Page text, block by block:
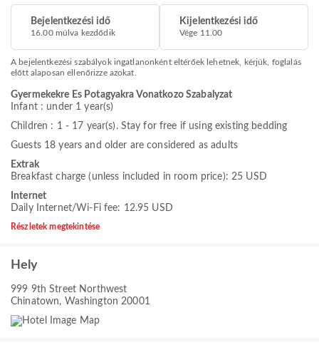
Bejelentkezési idő
16.00 múlva kezdődik
Kijelentkezési idő
Vége 11.00
A bejelentkezési szabályok ingatlanonként eltérőek lehetnek, kérjük, foglalás
előtt alaposan ellenőrizze azokat.
Gyermekekre Es Potagyakra Vonatkozo Szabalyzat
Infant : under 1 year(s)
Children : 1 - 17 year(s). Stay for free if using existing bedding
Guests 18 years and older are considered as adults
Extrak
Breakfast charge (unless included in room price): 25 USD
Internet
Daily Internet/Wi-Fi fee: 12.95 USD
Részletek megtekintése
Hely
999 9th Street Northwest
Chinatown, Washington 20001